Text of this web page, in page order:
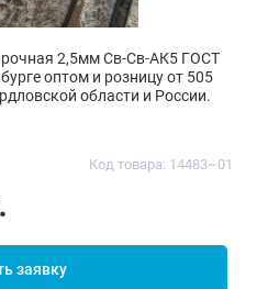
Код товара: 14483~01
заявку
2,5мм Св-Св-АК5 ГОСТ
оптом и розницу от 505
области и России.